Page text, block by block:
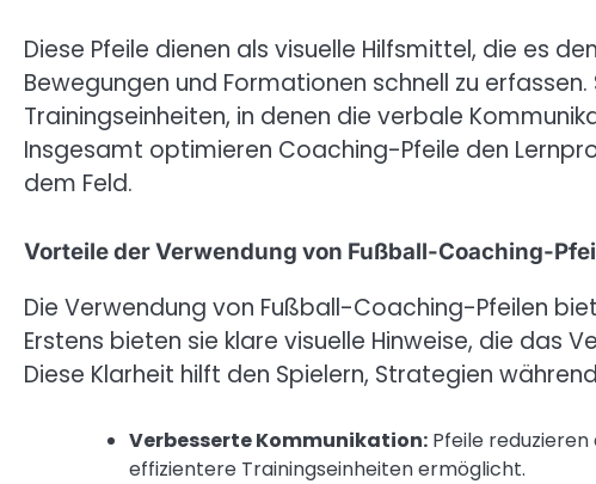
Diese Pfeile dienen als visuelle Hilfsmittel, die es
Bewegungen und Formationen schnell zu
Trainingseinheiten, in denen die verbale
Insgesamt optimieren Coaching-Pfeile den
dem Feld.
Vorteile der Verwendung von Fußball-Coaching-
Die Verwendung von Fußball-Coaching-Pfeilen
Erstens bieten sie klare visuelle Hinweise, die das
Diese Klarheit hilft den Spielern, Strategien
Verbesserte Kommunikation: Pfeile
effizientere Trainingseinheiten ermöglicht.